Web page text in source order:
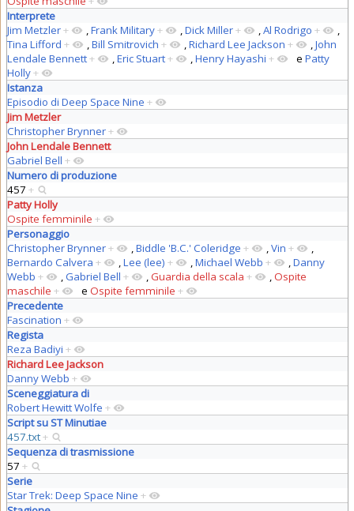
Interprete
Jim Metzler+ ,Frank Military+ ,Dick Miller+ ,Al Rodrigo +
,
Tina Lifford + ,Bill Smitrovich + ,Richard Lee Jackson + ,John
Lendale Bennett+ ,Eric Stuart+ ,Henry Hayashi + e Patty
Holly+
Istanza
Episodio di Deep Space Nine +
Jim Metzler
Christopher Brynner+
John Lendale Bennett
Gabriel Bell +
Numero di produzione
457 +
Patty Holly
Ospite femminile +
Personaggio
Christopher Brynner+ ,Biddle 'B.C.' Coleridge + ,Vin +
,
Bernardo Calvera + ,Lee (lee) + ,Michael Webb + ,Danny
Webb + ,Gabriel Bell + ,Guardia della scala + ,Ospite
maschile + e Ospite femminile +
Precedente
Fascination +
Regista
Reza Badiyi +
Richard Lee Jackson
Danny Webb +
Sceneggiatura di
Robert Hewitt Wolfe +
Script su ST Minutiae
457.txt+
Sequenza di trasmissione
57 +
Serie
Star Trek: Deep Space Nine +